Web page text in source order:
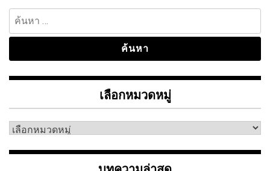
ค้นหา
สำหรับ:
เลือกหมวดหมู่
เลือก
หมู่